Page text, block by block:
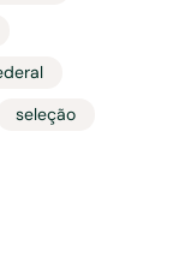
seleção